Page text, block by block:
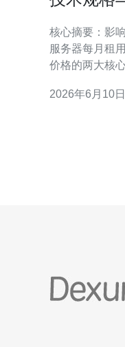
终报价
核心摘要：影
服务器每月租
价格的两大核
护并发），而
2026年6月10日